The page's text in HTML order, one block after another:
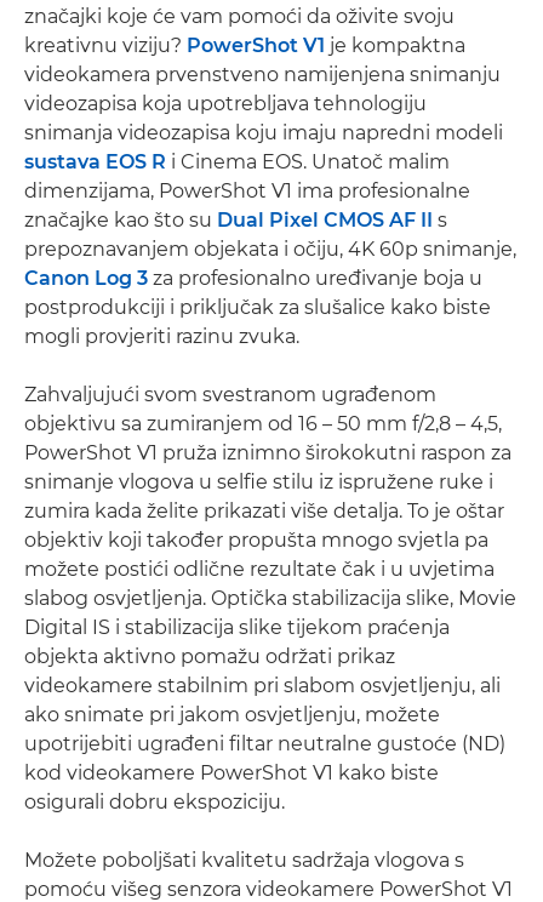
značajki koje će vam pomoći da oživite svoju
kreativnu viziju? PowerShot V1 je kompaktna
videokamera prvenstveno namijenjena snimanju
videozapisa koja upotrebljava tehnologiju
snimanja videozapisa koju imaju napredni modeli
sustava EOS R i Cinema EOS. Unatoč malim
dimenzijama, PowerShot V1 ima profesionalne
značajke kao što su Dual Pixel CMOS AF II s
prepoznavanjem objekata i očiju, 4K 60p snimanje,
Canon Log 3 za profesionalno uređivanje boja u
postprodukciji i priključak za slušalice kako biste
mogli provjeriti razinu zvuka.
Zahvaljujući svom svestranom ugrađenom
objektivu sa zumiranjem od 16 – 50 mm f/2,8 – 4,5,
PowerShot V1 pruža iznimno širokokutni raspon za
snimanje vlogova u selfie stilu iz ispružene ruke i
zumira kada želite prikazati više detalja. To je oštar
objektiv koji također propušta mnogo svjetla pa
možete postići odlične rezultate čak i u uvjetima
slabog osvjetljenja. Optička stabilizacija slike, Movie
Digital IS i stabilizacija slike tijekom praćenja
objekta aktivno pomažu održati prikaz
videokamere stabilnim pri slabom osvjetljenju, ali
ako snimate pri jakom osvjetljenju, možete
upotrijebiti ugrađeni filtar neutralne gustoće (ND)
kod videokamere PowerShot V1 kako biste
osigurali dobru ekspoziciju.
Možete poboljšati kvalitetu sadržaja vlogova s
pomoću višeg senzora videokamere PowerShot V1